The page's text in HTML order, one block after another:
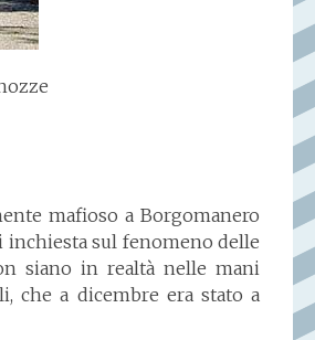
mafioso a Borgomanero
inchiesta sul fenomeno delle
siano in realtà nelle mani
che a dicembre era stato a